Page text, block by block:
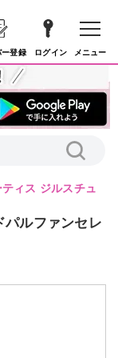
登録 ログイン メニュー
ィス ジルスチュ
パルファンセレ